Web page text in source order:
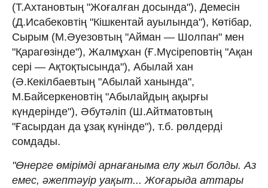
(Т.Ахтановтың "Жоғалған досында"), Демесін
(Д.Исабековтің "Кішкентай ауылында"), Көтібар,
Сырым (М.Әуезовтың "Айман — Шолпан" мен
"Қарагөзінде"), Жалмұхан (Ғ.Мүсіреповтің "Ақан
сері — Ақтоқтысында"), Абылай хан
(Ә.Кекілбаевтың "Абылай ханында",
М.Байсеркеновтің "Абылайдың ақырғы
күндерінде"), Әбутәліп (Ш.Айтматовтың
"Ғасырдан да ұзақ күнінде"), т.б. рөлдерді
сомдады.
"Өнерге өмірімді арнағаныма елу жыл болды. Аз
емес, әжеп­тәуір уақыт... Жоғарыда аттары